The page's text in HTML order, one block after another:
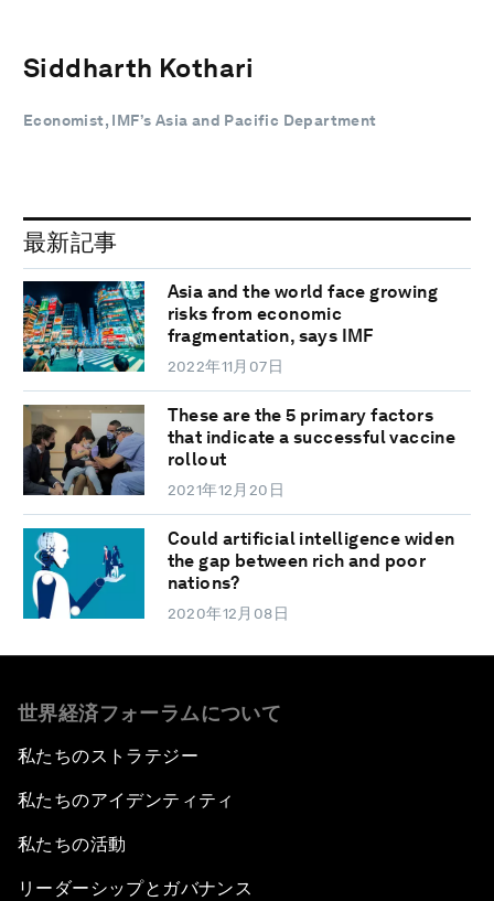
Siddharth Kothari
Economist, IMF’s Asia and Pacific Department
最新記事
Asia and the world face growing
risks from economic
fragmentation, says IMF
2022年11月07日
These are the 5 primary factors
that indicate a successful vaccine
rollout
2021年12月20日
Could artificial intelligence widen
the gap between rich and poor
nations?
2020年12月08日
世界経済フォーラムについて
私たちのストラテジー
私たちのアイデンティティ
私たちの活動
リーダーシップとガバナンス